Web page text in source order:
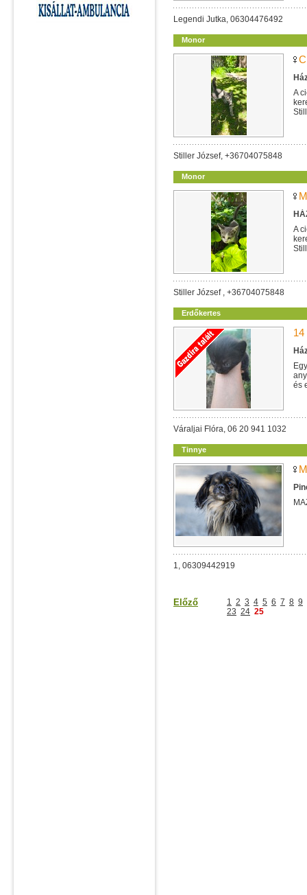
Legendi Jutka, 06304476492
Monor
A
Stiller József, +36704075848
Monor
A
Stiller József , +36704075848
Erdőkertes
és
Váraljai Flóra, 06 20 941 1032
Tinnye
1, 06309442919
Előző 1 2 3 4 5 6 7 8 9
23 24 25